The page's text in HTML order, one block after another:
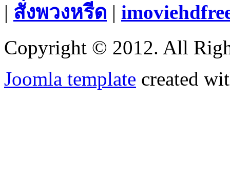
| สั่งพวงหรีด |
Copyright © 2012. All
Joomla template created